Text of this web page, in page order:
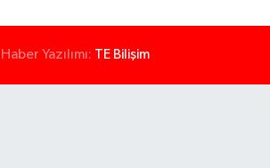
Haber Yazılımı: TE Bilişim